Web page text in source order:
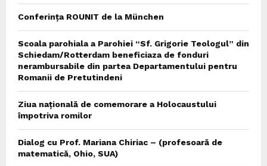
Conferința ROUNIT de la München
Scoala parohiala a Parohiei “Sf. Grigorie Teologul” din
Schiedam/Rotterdam beneficiaza de fonduri
nerambursabile din partea Departamentului pentru
Romanii de Pretutindeni
Ziua națională de comemorare a Holocaustului
împotriva romilor
Dialog cu Prof. Mariana Chiriac – (profesoară de
matematică, Ohio, SUA)